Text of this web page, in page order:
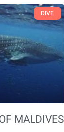
DIVE
MALDIVES